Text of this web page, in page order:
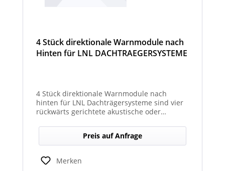
4 Stück direktionale Warnmodule nach
Hinten für LNL DACHTRAEGERSYSTEME
4 Stück direktionale Warnmodule nach
hinten für LNL Dachträgersysteme sind vier
rückwärts gerichtete akustische oder
montiert werden, um gezielte Warnsignale
nach hinten auszugeben. Sie verbessern die
Sicht‑ und Hörbarkeit von Warnhinweisen im
Heckbereich und erhöhen so die Sicherheit
bei Rückwärts‑ oder Einsatzfahrten.
Preis auf Anfrage
Merken